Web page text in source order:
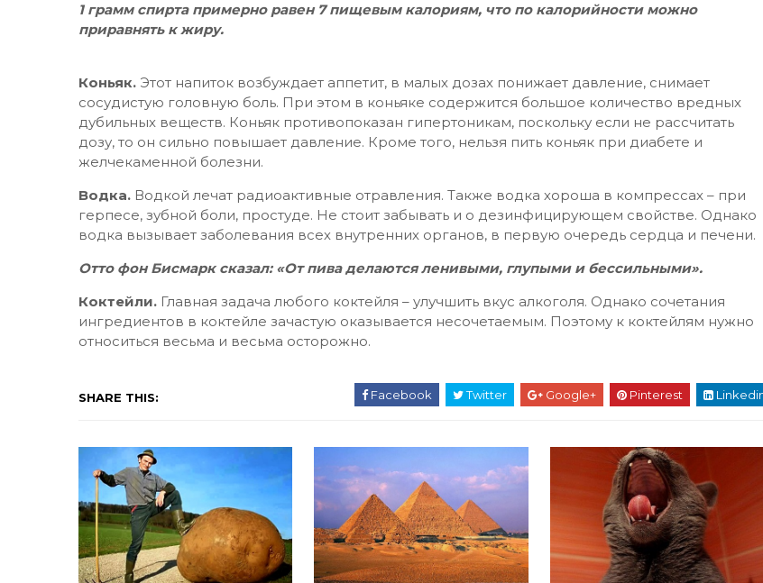
1 грамм спирта примерно равен 7 пищевым калориям, что по калорийности можно
приравнять к жиру.
Коньяк. Этот напиток возбуждает аппетит, в малых дозах понижает давление, снимает
сосудистую головную боль. При этом в коньяке содержится большое количество вредных
дубильных веществ. Коньяк противопоказан гипертоникам, поскольку если не рассчитать
дозу, то он сильно повышает давление. Кроме того, нельзя пить коньяк при диабете и
желчекаменной болезни.
Водка. Водкой лечат радиоактивные отравления. Также водка хороша в компрессах – при
герпесе, зубной боли, простуде. Не стоит забывать и о дезинфицирующем свойстве. Однако
водка вызывает заболевания всех внутренних органов, в первую очередь сердца и печени.
Отто фон Бисмарк сказал: «От пива делаются ленивыми, глупыми и бессильными».
Коктейли. Главная задача любого коктейля – улучшить вкус алкоголя. Однако сочетания
ингредиентов в коктейле зачастую оказывается несочетаемым. Поэтому к коктейлям нужно
относиться весьма и весьма осторожно.
SHARE THIS: Facebook Twitter Google+ Pinterest